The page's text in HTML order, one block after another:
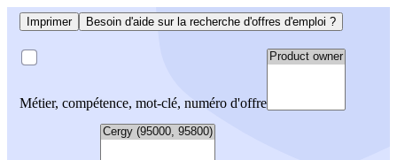
Imprimer Besoin d'aide sur la recherche d'offres d'emploi ?
Métier, compétence, mot-clé, numéro d'offre